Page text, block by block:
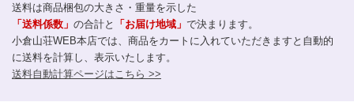
送料は商品梱包の大きさ・重量を示した
「送料係数」 の合計と 「お届け地域」 で決まります。
小倉山荘WEB本店では、商品をカートに入れていただきますと自動的
に送料を計算し、表示いたします。
送料自動計算ページはこちら >>